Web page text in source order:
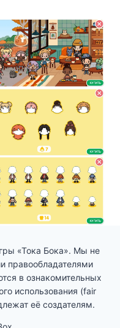
«Тока Бока». Мы не
правообладателями
в ознакомительных
использования (fair
её создателям.